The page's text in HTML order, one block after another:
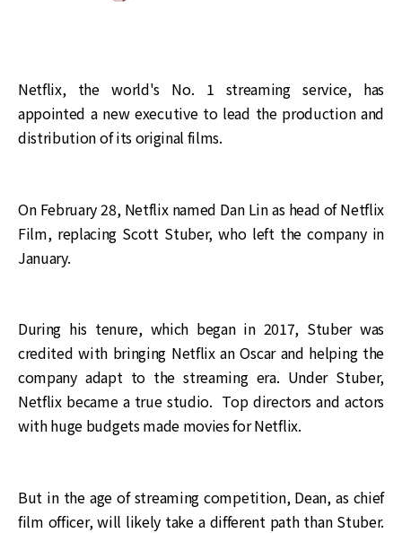
Netflix, the world's No. 1 streaming service, has
appointed a new executive to lead the production and
distribution of its original films.
On February 28, Netflix named Dan Lin as head of Netflix
Film, replacing Scott Stuber, who left the company in
January.
During his tenure, which began in 2017, Stuber was
credited with bringing Netflix an Oscar and helping the
company adapt to the streaming era. Under Stuber,
Netflix became a true studio. Top directors and actors
with huge budgets made movies for Netflix.
But in the age of streaming competition, Dean, as chief
film officer, will likely take a different path than Stuber.